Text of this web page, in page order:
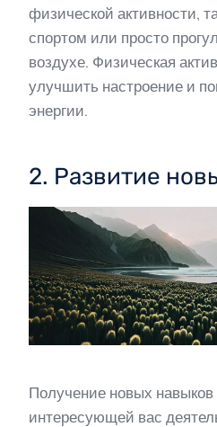
физической активности,
спортом или просто
воздухе. Физическая
улучшить настроение и
энергии.
2. Развитие
Получение новых навыков
интересующей вас